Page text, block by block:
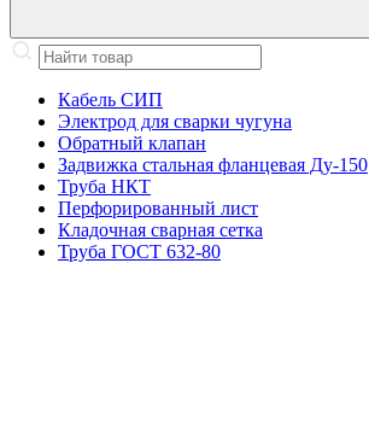
Кабель СИП
Электрод для сварки чугуна
Обратный клапан
Задвижка стальная фланцевая Ду-150
Труба НКТ
Перфорированный лист
Кладочная сварная сетка
Труба ГОСТ 632-80